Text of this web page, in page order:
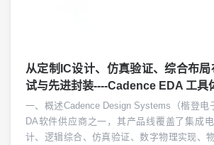
从定制IC设计、仿真验证、综合布局
试与先进封装----Cadence EDA 工具
一、概述Cadence Design Systems（楷登电
DA软件供应商之一，其产品线覆盖了集成
计、逻辑综合、仿真验证、数字物理实现、